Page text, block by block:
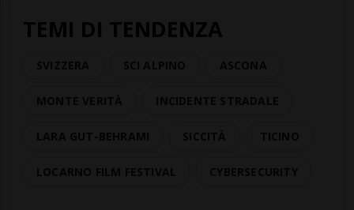
TEMI DI TENDENZA